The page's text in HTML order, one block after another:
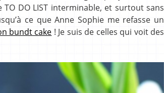
DO LIST interminable, et surtout sans
ce que Anne Sophie me refasse un
bundt cake ! Je suis de celles qui voit des